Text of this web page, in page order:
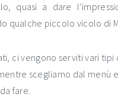
quasi a dare
qualche piccolo vicolo di
ci vengono serviti vari tipi
scegliamo dal menù
fare.